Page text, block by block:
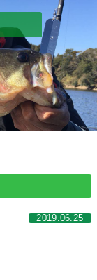
2019.06.25